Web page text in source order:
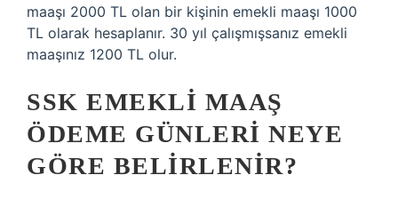
maaşı 2000 TL olan bir kişinin emekli maaşı 1000
TL olarak hesaplanır. 30 yıl çalışmışsanız emekli
maaşınız 1200 TL olur.
SSK EMEKLI MAAŞ
ÖDEME GÜNLERI NEYE
GÖRE BELIRLENIR?